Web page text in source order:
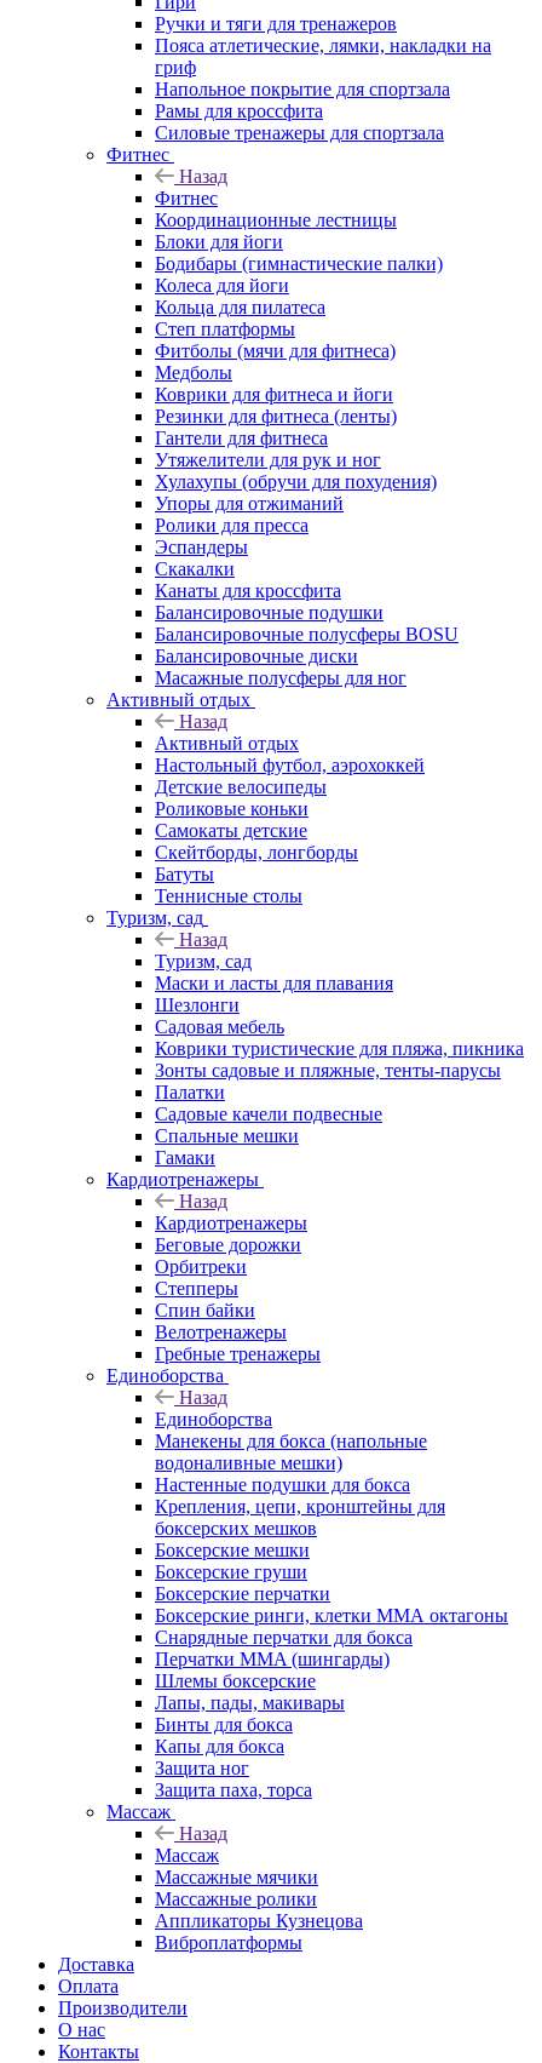
Ручки и тяги для тренажеров
Пояса атлетические, лямки, накладки на
гриф
Напольное покрытие для спортзала
Рамы для кроссфита
Силовые тренажеры для спортзала
Фитнес
Назад
Фитнес
Координационные лестницы
Блоки для йоги
Бодибары (гимнастические палки)
Колеса для йоги
Кольца для пилатеса
Степ платформы
Фитболы (мячи для фитнеса)
Медболы
Коврики для фитнеса и йоги
Резинки для фитнеса (ленты)
Гантели для фитнеса
Утяжелители для рук и ног
Хулахупы (обручи для похудения)
Упоры для отжиманий
Ролики для пресса
Эспандеры
Скакалки
Канаты для кроссфита
Балансировочные подушки
Балансировочные полусферы BOSU
Балансировочные диски
Масажные полусферы для ног
Активный отдых
Назад
Активный отдых
Настольный футбол, аэрохоккей
Детские велосипеды
Роликовые коньки
Самокаты детские
Скейтборды, лонгборды
Батуты
Теннисные столы
Туризм, сад
Назад
Туризм, сад
Маски и ласты для плавания
Шезлонги
Садовая мебель
Коврики туристические для пляжа, пикника
Зонты садовые и пляжные, тенты-парусы
Палатки
Садовые качели подвесные
Спальные мешки
Гамаки
Кардиотренажеры
Назад
Кардиотренажеры
Беговые дорожки
Орбитреки
Степперы
Спин байки
Велотренажеры
Гребные тренажеры
Единоборства
Назад
Единоборства
Манекены для бокса (напольные
водоналивные мешки)
Настенные подушки для бокса
Крепления, цепи, кронштейны для
боксерских мешков
Боксерские мешки
Боксерские груши
Боксерские перчатки
Боксерские ринги, клетки ММА октагоны
Снарядные перчатки для бокса
Перчатки MMA (шингарды)
Шлемы боксерские
Лапы, пады, макивары
Бинты для бокса
Капы для бокса
Защита ног
Защита паха, торса
Массаж
Назад
Массаж
Массажные мячики
Массажные ролики
Аппликаторы Кузнецова
Виброплатформы
Доставка
Оплата
Производители
О нас
Контакты